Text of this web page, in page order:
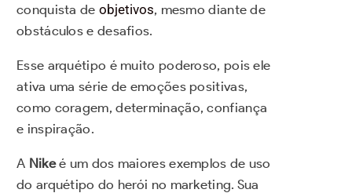
conquista de objetivos, mesmo diante de
obstáculos e desafios.
Esse arquétipo é muito poderoso, pois ele
ativa uma série de emoções positivas,
como coragem, determinação, confiança
e inspiração.
A Nikeé um dos maiores exemplos de uso
do arquétipo do herói no marketing. Sua